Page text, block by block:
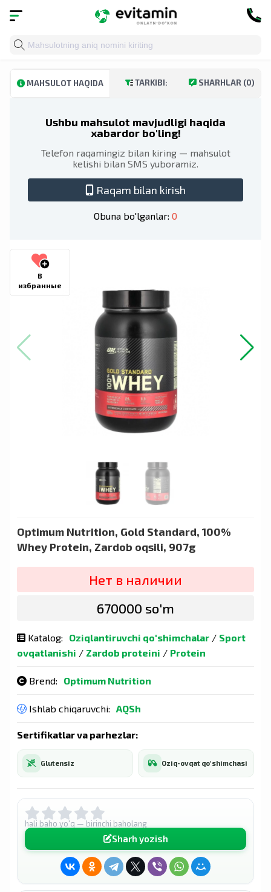
Bosh sahifa Katalog Vitaminlar va minerallar
MAHSULOT HAQIDA TARKIBI: SHARHLAR (0)
Ushbu mahsulot mavjudligi haqida
xabardor bo'ling!
Telefon raqamingiz bilan kiring — mahsulot
kelishi bilan SMS yuboramiz.
Raqam bilan kirish
Obuna bo'lganlar: 0
В
избранные
Optimum Nutrition, Gold Standard, 100%
Whey Protein, Zardob oqsili, 907g
Нет в наличии
670000 so'm
Katalog: Oziqlantiruvchi qo'shimchalar / Sport
ovqatlanishi / Zardob proteini / Protein
Brend: Optimum Nutrition
Ishlab chiqaruvchi: AQSh
Sertifikatlar va parhezlar:
Glutensiz Oziq-ovqat qo'shimchasi
hali baho yo'q — birinchi baholang
Sharh yozish